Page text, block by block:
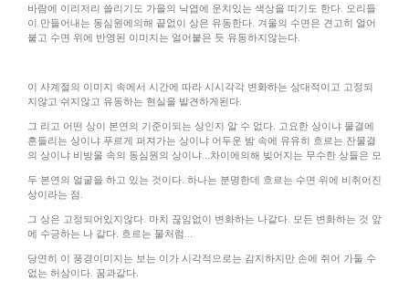
바람에 이리저리 쓸리기도 가을의 낙엽에 운치있는 색상을 띠기도 한다. 오리들
이 만들어내는 동심원에의해 끝없이 상은 유동한다. 겨울의 수면은 견고히 얼어
붙고 수면 위에 반영된 이미지는 얼어붙은 듯 유동하지않는다.
이 사계절의 이미지 속에서 시간에 따라 시시각각 변화하는 상대적이고 고정되
지않고 쉬지않고 유동하는 현실을 발견하게된다.
그 리고 어떤 상이 본연의 기준이되는 상인지 알 수 없다. 고요한 상이냐 물결에
흔들리는 상이냐 푸르게 퍼져가는 상이냐 어두운 밤 속에 유유히 흐르는 잔물결
의 상이냐 비방울 속의 동심원의 상이냐...차이에의해 빚어지는 무수한 상들은 모
두 본연의 얼굴을 하고 있는 것이다. 하나는 분명한데 흐르는 수면 위에 비취어진
상이라는 점.
그 상은 고정되어있지않다. 마치 끊임없이 변화하는 나같다. 모든 변화하는 것 앞
에 수긍하는 나 같다. 흐르는 물처럼...
당연히 이 풍경이미지는 보는 이가 시각적으로는 감지하지만 손에 쥐어 가둘 수
없는 허상이다. 꿈과같다.